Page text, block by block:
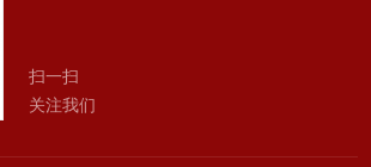
扫一扫
关注我们